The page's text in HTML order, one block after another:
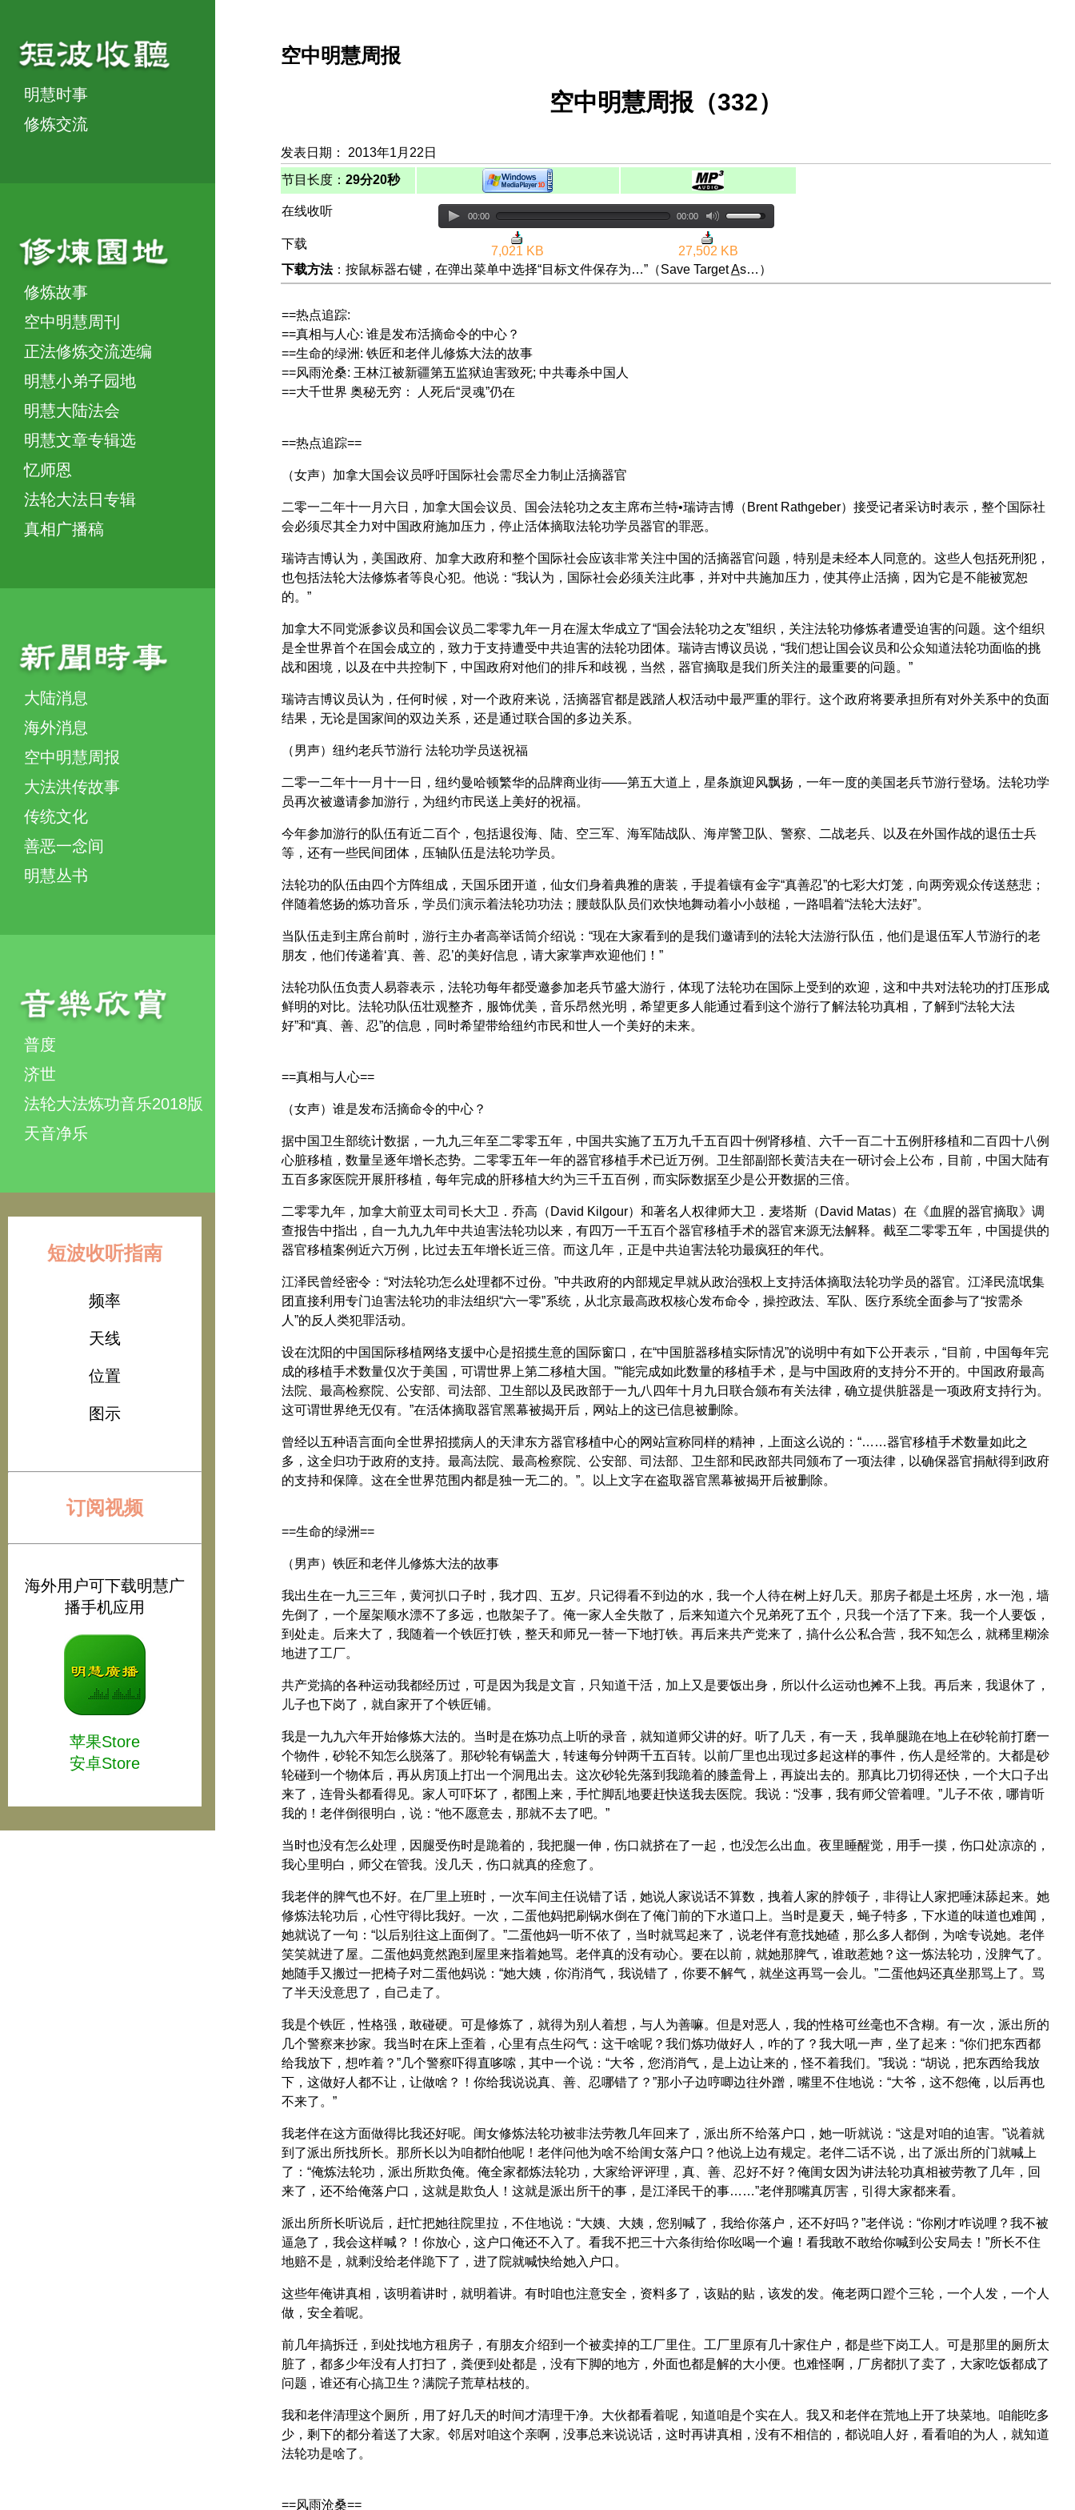
明慧时事
修炼交流
修炼故事
空中明慧周刊
正法修炼交流选编
明慧小弟子园地
明慧大陆法会
明慧文章专辑选
忆师恩
法轮大法日专辑
真相广播稿
大陆消息
海外消息
空中明慧周报
大法洪传故事
传统文化
善恶一念间
明慧丛书
普度
济世
法轮大法炼功音乐2018版
天音净乐
短波收听指南
频率
天线
位置
图示
订阅视频
海外用户可下载明慧广
播手机应用
苹果Store
安卓Store
空中明慧周报
空中明慧周报（332）
发表日期： 2013年1月22日
节目长度： 29分20秒
在线收听 00:00 00:00
下载
7,021 KB
27,502 KB
下载方法：按鼠标器右键，在弹出菜单中选择“目标文件保存为…”（Save TargetAs…）
==热点追踪:
==真相与人心: 谁是发布活摘命令的中心？
==生命的绿洲: 铁匠和老伴儿修炼大法的故事
==风雨沧桑: 王林江被新疆第五监狱迫害致死; 中共毒杀中国人
==大千世界 奥秘无穷： 人死后“灵魂”仍在
==热点追踪==
（女声）加拿大国会议员呼吁国际社会需尽全力制止活摘器官
二零一二年十一月六日，加拿大国会议员、国会法轮功之友主席布兰特•瑞诗吉博（Brent Rathgeber）接受记者采访时表示，整个国际社
会必须尽其全力对中国政府施加压力，停止活体摘取法轮功学员器官的罪恶。
瑞诗吉博认为，美国政府、加拿大政府和整个国际社会应该非常关注中国的活摘器官问题，特别是未经本人同意的。这些人包括死刑犯，
也包括法轮大法修炼者等良心犯。他说：“我认为，国际社会必须关注此事，并对中共施加压力，使其停止活摘，因为它是不能被宽恕
的。”
加拿大不同党派参议员和国会议员二零零九年一月在渥太华成立了“国会法轮功之友”组织，关注法轮功修炼者遭受迫害的问题。这个组织
是全世界首个在国会成立的，致力于支持遭受中共迫害的法轮功团体。瑞诗吉博议员说，“我们想让国会议员和公众知道法轮功面临的挑
战和困境，以及在中共控制下，中国政府对他们的排斥和歧视，当然，器官摘取是我们所关注的最重要的问题。”
瑞诗吉博议员认为，任何时候，对一个政府来说，活摘器官都是践踏人权活动中最严重的罪行。这个政府将要承担所有对外关系中的负面
结果，无论是国家间的双边关系，还是通过联合国的多边关系。
（男声）纽约老兵节游行 法轮功学员送祝福
二零一二年十一月十一日，纽约曼哈顿繁华的品牌商业街——第五大道上，星条旗迎风飘扬，一年一度的美国老兵节游行登场。法轮功学
员再次被邀请参加游行，为纽约市民送上美好的祝福。
今年参加游行的队伍有近二百个，包括退役海、陆、空三军、海军陆战队、海岸警卫队、警察、二战老兵、以及在外国作战的退伍士兵
等，还有一些民间团体，压轴队伍是法轮功学员。
法轮功的队伍由四个方阵组成，天国乐团开道，仙女们身着典雅的唐装，手提着镶有金字“真善忍”的七彩大灯笼，向两旁观众传送慈悲；
伴随着悠扬的炼功音乐，学员们演示着法轮功功法；腰鼓队队员们欢快地舞动着小小鼓槌，一路唱着“法轮大法好”。
当队伍走到主席台前时，游行主办者高举话筒介绍说：“现在大家看到的是我们邀请到的法轮大法游行队伍，他们是退伍军人节游行的老
朋友，他们传递着‘真、善、忍’的美好信息，请大家掌声欢迎他们！”
法轮功队伍负责人易蓉表示，法轮功每年都受邀参加老兵节盛大游行，体现了法轮功在国际上受到的欢迎，这和中共对法轮功的打压形成
鲜明的对比。法轮功队伍壮观整齐，服饰优美，音乐昂然光明，希望更多人能通过看到这个游行了解法轮功真相，了解到“法轮大法
好”和“真、善、忍”的信息，同时希望带给纽约市民和世人一个美好的未来。
==真相与人心==
（女声）谁是发布活摘命令的中心？
据中国卫生部统计数据，一九九三年至二零零五年，中国共实施了五万九千五百四十例肾移植、六千一百二十五例肝移植和二百四十八例
心脏移植，数量呈逐年增长态势。二零零五年一年的器官移植手术已近万例。卫生部副部长黄洁夫在一研讨会上公布，目前，中国大陆有
五百多家医院开展肝移植，每年完成的肝移植大约为三千五百例，而实际数据至少是公开数据的三倍。
二零零九年，加拿大前亚太司司长大卫．乔高（David Kilgour）和著名人权律师大卫．麦塔斯（David Matas）在《血腥的器官摘取》调
查报告中指出，自一九九九年中共迫害法轮功以来，有四万一千五百个器官移植手术的器官来源无法解释。截至二零零五年，中国提供的
器官移植案例近六万例，比过去五年增长近三倍。而这几年，正是中共迫害法轮功最疯狂的年代。
江泽民曾经密令：“对法轮功怎么处理都不过份。”中共政府的内部规定早就从政治强权上支持活体摘取法轮功学员的器官。江泽民流氓集
团直接利用专门迫害法轮功的非法组织“六一零”系统，从北京最高政权核心发布命令，操控政法、军队、医疗系统全面参与了“按需杀
人”的反人类犯罪活动。
设在沈阳的中国国际移植网络支援中心是招揽生意的国际窗口，在“中国脏器移植实际情况”的说明中有如下公开表示，“目前，中国每年完
成的移植手术数量仅次于美国，可谓世界上第二移植大国。”“能完成如此数量的移植手术，是与中国政府的支持分不开的。中国政府最高
法院、最高检察院、公安部、司法部、卫生部以及民政部于一九八四年十月九日联合颁布有关法律，确立提供脏器是一项政府支持行为。
这可谓世界绝无仅有。”在活体摘取器官黑幕被揭开后，网站上的这已信息被删除。
曾经以五种语言面向全世界招揽病人的天津东方器官移植中心的网站宣称同样的精神，上面这么说的：“……器官移植手术数量如此之
多，这全归功于政府的支持。最高法院、最高检察院、公安部、司法部、卫生部和民政部共同颁布了一项法律，以确保器官捐献得到政府
的支持和保障。这在全世界范围内都是独一无二的。”。以上文字在盗取器官黑幕被揭开后被删除。
==生命的绿洲==
（男声）铁匠和老伴儿修炼大法的故事
我出生在一九三三年，黄河扒口子时，我才四、五岁。只记得看不到边的水，我一个人待在树上好几天。那房子都是土坯房，水一泡，墙
先倒了，一个屋架顺水漂不了多远，也散架子了。俺一家人全失散了，后来知道六个兄弟死了五个，只我一个活了下来。我一个人要饭，
到处走。后来大了，我随着一个铁匠打铁，整天和师兄一替一下地打铁。再后来共产党来了，搞什么公私合营，我不知怎么，就稀里糊涂
地进了工厂。
共产党搞的各种运动我都经历过，可是因为我是文盲，只知道干活，加上又是要饭出身，所以什么运动也摊不上我。再后来，我退休了，
儿子也下岗了，就自家开了个铁匠铺。
我是一九九六年开始修炼大法的。当时是在炼功点上听的录音，就知道师父讲的好。听了几天，有一天，我单腿跪在地上在砂轮前打磨一
个物件，砂轮不知怎么脱落了。那砂轮有锅盖大，转速每分钟两千五百转。以前厂里也出现过多起这样的事件，伤人是经常的。大都是砂
轮碰到一个物体后，再从房顶上打出一个洞甩出去。这次砂轮先落到我跪着的膝盖骨上，再旋出去的。那真比刀切得还快，一个大口子出
来了，连骨头都看得见。家人可吓坏了，都围上来，手忙脚乱地要赶快送我去医院。我说：“没事，我有师父管着哩。”儿子不依，哪肯听
我的！老伴倒很明白，说：“他不愿意去，那就不去了吧。”
当时也没有怎么处理，因腿受伤时是跪着的，我把腿一伸，伤口就挤在了一起，也没怎么出血。夜里睡醒觉，用手一摸，伤口处凉凉的，
我心里明白，师父在管我。没几天，伤口就真的痊愈了。
我老伴的脾气也不好。在厂里上班时，一次车间主任说错了话，她说人家说话不算数，拽着人家的脖领子，非得让人家把唾沫舔起来。她
修炼法轮功后，心性守得比我好。一次，二蛋他妈把刷锅水倒在了俺门前的下水道口上。当时是夏天，蝇子特多，下水道的味道也难闻，
她就说了一句：“以后别往这上面倒了。”二蛋他妈一听不依了，当时就骂起来了，说老伴有意找她碴，那么多人都倒，为啥专说她。老伴
笑笑就进了屋。二蛋他妈竟然跑到屋里来指着她骂。老伴真的没有动心。要在以前，就她那脾气，谁敢惹她？这一炼法轮功，没脾气了。
她随手又搬过一把椅子对二蛋他妈说：“她大姨，你消消气，我说错了，你要不解气，就坐这再骂一会儿。”二蛋他妈还真坐那骂上了。骂
了半天没意思了，自己走了。
我是个铁匠，性格强，敢碰硬。可是修炼了，就得为别人着想，与人为善嘛。但是对恶人，我的性格可丝毫也不含糊。有一次，派出所的
几个警察来抄家。我当时在床上歪着，心里有点生闷气：这干啥呢？我们炼功做好人，咋的了？我大吼一声，坐了起来：“你们把东西都
给我放下，想咋着？”几个警察吓得直哆嗦，其中一个说：“大爷，您消消气，是上边让来的，怪不着我们。”我说：“胡说，把东西给我放
下，这做好人都不让，让做啥？！你给我说说真、善、忍哪错了？”那小子边哼唧边往外蹭，嘴里不住地说：“大爷，这不怨俺，以后再也
不来了。”
我老伴在这方面做得比我还好呢。闺女修炼法轮功被非法劳教几年回来了，派出所不给落户口，她一听就说：“这是对咱的迫害。”说着就
到了派出所找所长。那所长以为咱都怕他呢！老伴问他为啥不给闺女落户口？他说上边有规定。老伴二话不说，出了派出所的门就喊上
了：“俺炼法轮功，派出所欺负俺。俺全家都炼法轮功，大家给评评理，真、善、忍好不好？俺闺女因为讲法轮功真相被劳教了几年，回
来了，还不给俺落户口，这就是欺负人！这就是派出所干的事，是江泽民干的事……”老伴那嘴真厉害，引得大家都来看。
派出所所长听说后，赶忙把她往院里拉，不住地说：“大姨、大姨，您别喊了，我给你落户，还不好吗？”老伴说：“你刚才咋说哩？我不被
逼急了，我会这样喊？！你放心，这户口俺还不入了。看我不把三十六条街给你吆喝一个遍！看我敢不敢给你喊到公安局去！”所长不住
地赔不是，就剩没给老伴跪下了，进了院就喊快给她入户口。
这些年俺讲真相，该明着讲时，就明着讲。有时咱也注意安全，资料多了，该贴的贴，该发的发。俺老两口蹬个三轮，一个人发，一个人
做，安全着呢。
前几年搞拆迁，到处找地方租房子，有朋友介绍到一个被卖掉的工厂里住。工厂里原有几十家住户，都是些下岗工人。可是那里的厕所太
脏了，都多少年没有人打扫了，粪便到处都是，没有下脚的地方，外面也都是解的大小便。也难怪啊，厂房都扒了卖了，大家吃饭都成了
问题，谁还有心搞卫生？满院子荒草枯枝的。
我和老伴清理这个厕所，用了好几天的时间才清理干净。大伙都看着呢，知道咱是个实在人。我又和老伴在荒地上开了块菜地。咱能吃多
少，剩下的都分着送了大家。邻居对咱这个亲啊，没事总来说说话，这时再讲真相，没有不相信的，都说咱人好，看看咱的为人，就知道
法轮功是啥了。
==风雨沧桑==